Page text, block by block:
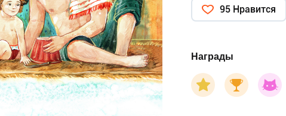
95 Нравится
Награды